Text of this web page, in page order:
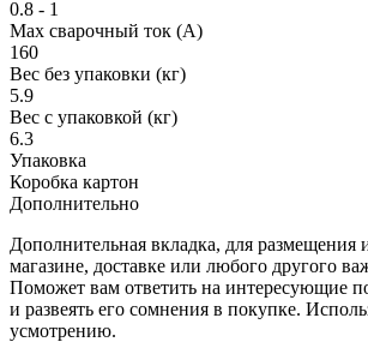
0.8 - 1
Мах сварочный ток (А)
160
Вес без упаковки (кг)
5.9
Вес с упаковкой (кг)
6.3
Упаковка
Коробка картон
Дополнительно
Дополнительная вкладка, для
магазине, доставке или любого другого
Поможет вам ответить на интересующие
и развеять его сомнения в покупке.
усмотрению.